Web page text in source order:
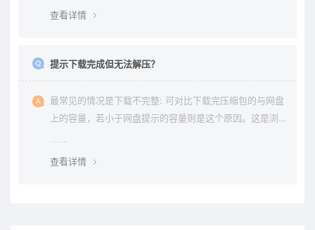
查看详情
提示下载完成但无法解压？
最常见的情况是下载不完整: 可对比下载完压缩包的与网盘
上的容量，若小于网盘提示的容量则是这个原因。这是浏
查看详情